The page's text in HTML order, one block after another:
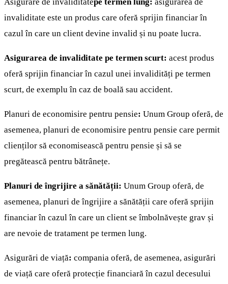
invaliditate este un produs care oferă sprijin financiar în
cazul în care un client devine invalid și nu poate lucra.
Asigurarea de invaliditate pe termen scurt: acest produs
oferă sprijin financiar în cazul unei invalidități pe termen
scurt, de exemplu în caz de boală sau accident.
Planuri de economisire pentru pensie: Unum Group oferă, de
asemenea, planuri de economisire pentru pensie care permit
clienților să economisească pentru pensie și să se
pregătească pentru bătrânețe.
Planuri de îngrijire a sănătății: Unum Group oferă, de
asemenea, planuri de îngrijire a sănătății care oferă sprijin
financiar în cazul în care un client se îmbolnăvește grav și
are nevoie de tratament pe termen lung.
Asigurări de viață: compania oferă, de asemenea, asigurări
de viață care oferă protecție financiară în cazul decesului